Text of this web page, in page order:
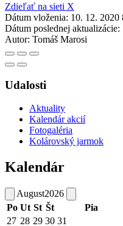
Zdieľať na sieti X
Dátum vloženia: 10. 12. 2020
Dátum poslednej aktualizácie:
Autor: Tomáš Marosi
Udalosti
Aktuality
Kalendár akcií
Fotogaléria
Kolárovský jarmok
Kalendár
August2026
Po Ut St Št Pia
27 28 29 30 31